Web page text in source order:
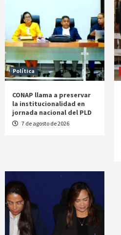
Política
CONAP llama a preservar
la institucionalidad en
jornada nacional del PLD
7 de agosto de 2026